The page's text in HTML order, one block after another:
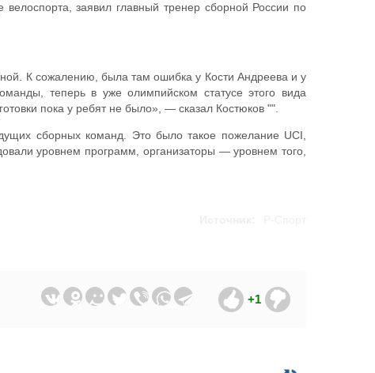
заявил главный тренер сборной России по
К сожалению, была там ошибка у Кости Андреева и у
теперь в уже олимпийском статусе этого вида
пока у ребят не было», — сказал Костюков "".
сборных команд. Это было такое пожелание UCI,
уровнем программ, организаторы — уровнем того,
+1